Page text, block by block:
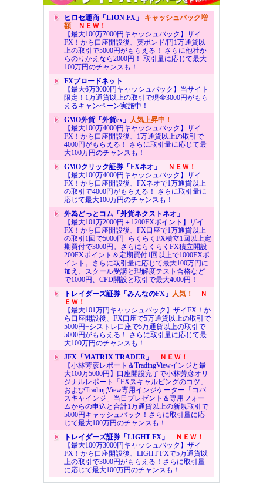
ヒロセ通商「LION FX」 キャッシュバック増
額ＮＥＷ！
【最大100万7000円キャッシュバック】ザイ
FX！から口座開設後、英ポンド/円1万通貨以
上の取引で5000円がもらえる！ さらに他社か
らのりかえなら2000円！ 取引量に応じて最大
100万円のチャンスも！
FXブロードネット
【最大6万3000円キャッシュバック】当サイト
限定！1万通貨以上の取引で現金3000円がもら
えるキャンペーン実施中！
GMO外貨「外貨ex」 人気上昇中！
【最大100万4000円キャッシュバック】ザイ
FX！から口座開設後、1万通貨以上の取引で
4000円がもらえる！ さらに取引量に応じて最
大100万円のチャンスも！
GMOクリック証券「FXネオ」
ＮＥＷ！
【最大100万4000円キャッシュバック】ザイ
FX！から口座開設後、FXネオで1万通貨以上
の取引で4000円がもらえる！ さらに取引量に
応じて最大100万円のチャンスも！
外為どっとコム「外貨ネクストネオ」
【最大101万2000円＋1200FXポイント】ザイ
FX！から口座開設後、FX口座で1万通貨以上
の取引1回で5000円+らくらくFX積立1回以上定
期買付で3000円。さらにらくらくFX積立開設
200FXポイント＆定期買付1回以上で1000FXポ
イント。さらに取引量に応じて最大100万円に
加え、スクール受講と理解度テスト合格など
で1000円、CFD開設と取引で最大4000円！
トレイダーズ証券「みんなのFX」 人気！
Ｎ
ＥＷ！
【最大101万円キャッシュバック】ザイFX！か
ら口座開設後、FX口座で5万通貨以上の取引で
5000円+シストレ口座で5万通貨以上の取引で
5000円がもらえる！ さらに取引量に応じて最
大100万円のチャンスも！
JFX「MATRIX TRADER」
ＮＥＷ！
【小林芳彦レポート＆TradingViewインジと最
大100万5000円】口座開設完了で小林芳彦オリ
ジナルレポート「FXスキャルピングのコツ」
およびTradingView専用インジケーター「コバ
スキャインジ」当日プレゼント＆専用フォー
ムからの申込と合計1万通貨以上の新規取引で
5000円キャッシュバック！さらに取引量に応
じて最大100万円のチャンスも！
トレイダーズ証券「LIGHT FX」
ＮＥＷ！
【最大100万3000円キャッシュバック】ザイ
FX！から口座開設後、LIGHT FXで5万通貨以
上の取引で3000円がもらえる！さらに取引量
に応じて最大100万円のチャンスも！